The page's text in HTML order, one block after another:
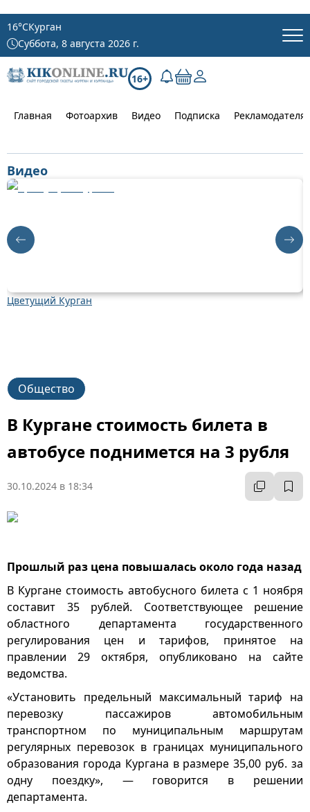
16°CКурган
Суббота, 8 августа 2026 г.
16+
Главная Фотоархив Видео Подписка
Видео
Цветущий Курган
Общество
В Кургане стоимость билета в
автобусе поднимется на 3 рубля
30.10.2024 в 18:34
Прошлый раз цена повышалась около года назад
В Кургане стоимость автобусного билета с 1 ноября
составит 35 рублей. Соответствующее решение
областного департамента государственного
регулирования цен и тарифов, принятое на
правлении 29 октября, опубликовано на сайте
ведомства.
«Установить предельный максимальный тариф на
перевозку пассажиров автомобильным
транспортном по муниципальным маршрутам
регулярных перевозок в границах муниципального
образования города Кургана в размере 35,00 руб. за
одну поездку», — говорится в решении
департамента.